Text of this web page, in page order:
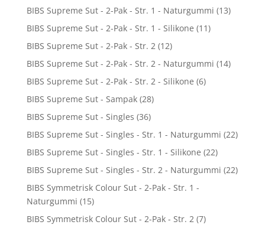
BIBS Supreme Sut - 2-Pak - Str. 1 - Naturgummi (13)
BIBS Supreme Sut - 2-Pak - Str. 1 - Silikone (11)
BIBS Supreme Sut - 2-Pak - Str. 2 (12)
BIBS Supreme Sut - 2-Pak - Str. 2 - Naturgummi (14)
BIBS Supreme Sut - 2-Pak - Str. 2 - Silikone (6)
BIBS Supreme Sut - Sampak (28)
BIBS Supreme Sut - Singles (36)
BIBS Supreme Sut - Singles - Str. 1 - Naturgummi (22)
BIBS Supreme Sut - Singles - Str. 1 - Silikone (22)
BIBS Supreme Sut - Singles - Str. 2 - Naturgummi (22)
BIBS Symmetrisk Colour Sut - 2-Pak - Str. 1 -
Naturgummi (15)
BIBS Symmetrisk Colour Sut - 2-Pak - Str. 2 (7)